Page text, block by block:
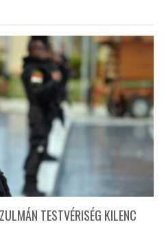
TESTVÉRISÉG KILENC